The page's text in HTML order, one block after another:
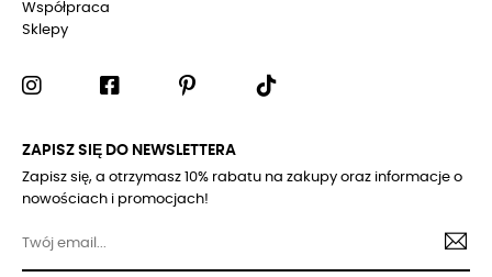
Współpraca
Sklepy
ZAPISZ SIĘ DO NEWSLETTERA
Zapisz się, a otrzymasz 10% rabatu na zakupy oraz informacje o
nowościach i promocjach!